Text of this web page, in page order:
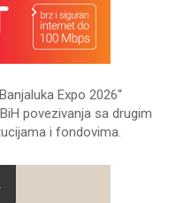
Expo 2026“
povezivanja sa drugim
i fondovima.